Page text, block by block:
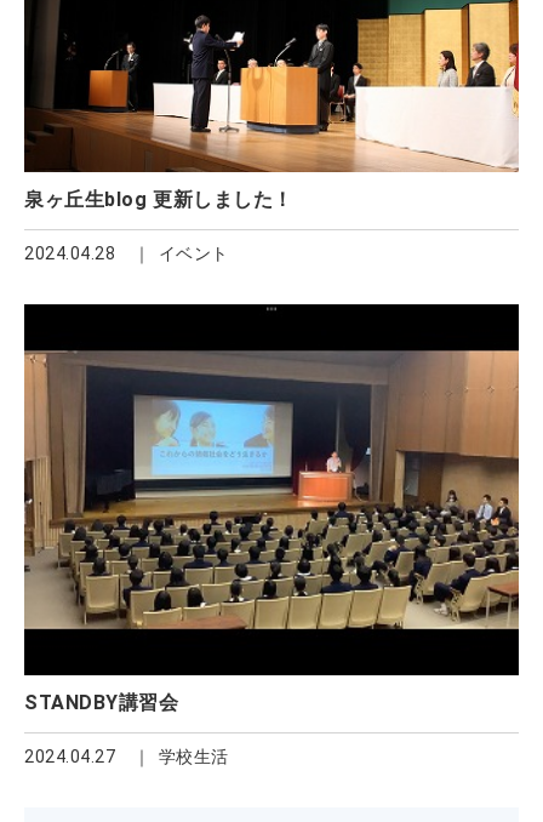
泉ヶ丘生blog 更新しました！
2024.04.28 イベント
STANDBY講習会
2024.04.27 学校生活